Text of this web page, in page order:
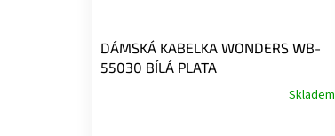
DÁMSKÁ KABELKA WONDERS WB-
55030 BÍLÁ PLATA
Skladem